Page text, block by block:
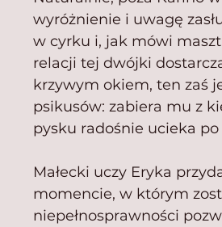
wyróżnienie i uwagę
w cyrku i, jak mówi
relacji tej dwójki
krzywym okiem, ten zaś
psikusów: zabiera mu z
pysku radośnie ucieka
Małecki uczy Eryka
momencie, w którym
niepełnosprawności